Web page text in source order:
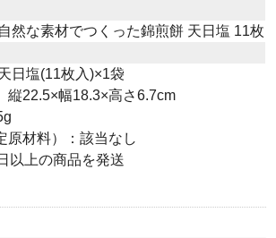
然な素材でつくった錦煎餅 天日塩 11枚
日塩(11枚入)×1袋
縦22.5×幅18.3×高さ6.7cm
原材料）：該当なし
以上の商品を発送